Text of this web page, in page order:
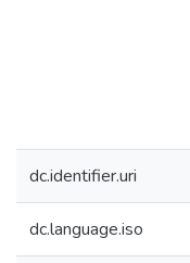
dc.identifier.uri
dc.language.iso